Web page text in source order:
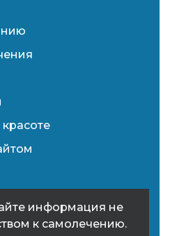
информация не
к самолечению.